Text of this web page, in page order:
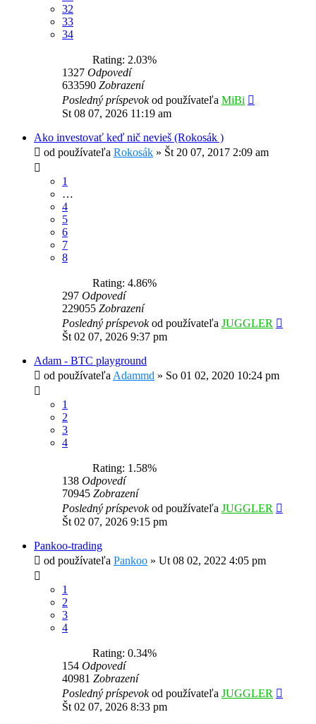
32
33
34
Rating: 2.03%
1327 Odpovedí
633590 Zobrazení
Posledný príspevokod používateľa MiBi
St 08 07, 2026 11:19 am
Ako investovať keď nič nevieš (Rokosák )
od používateľa Rokosák » Št 20 07, 2017 2:09 am
1
…
4
5
6
7
8
Rating: 4.86%
297 Odpovedí
229055 Zobrazení
Posledný príspevokod používateľa JUGGLER
Št 02 07, 2026 9:37 pm
Adam - BTC playground
od používateľaAdammd » So 01 02, 2020 10:24 pm
1
2
3
4
Rating: 1.58%
138 Odpovedí
70945 Zobrazení
Posledný príspevokod používateľa JUGGLER
Št 02 07, 2026 9:15 pm
Pankoo-trading
od používateľa Pankoo » Ut 08 02, 2022 4:05 pm
1
2
3
4
Rating: 0.34%
154 Odpovedí
40981 Zobrazení
Posledný príspevokod používateľa JUGGLER
Št 02 07, 2026 8:33 pm